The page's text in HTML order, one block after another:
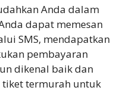
Anda dalam
dapat memesan
SMS, mendapatkan
pembayaran
dikenal baik dan
termurah untuk